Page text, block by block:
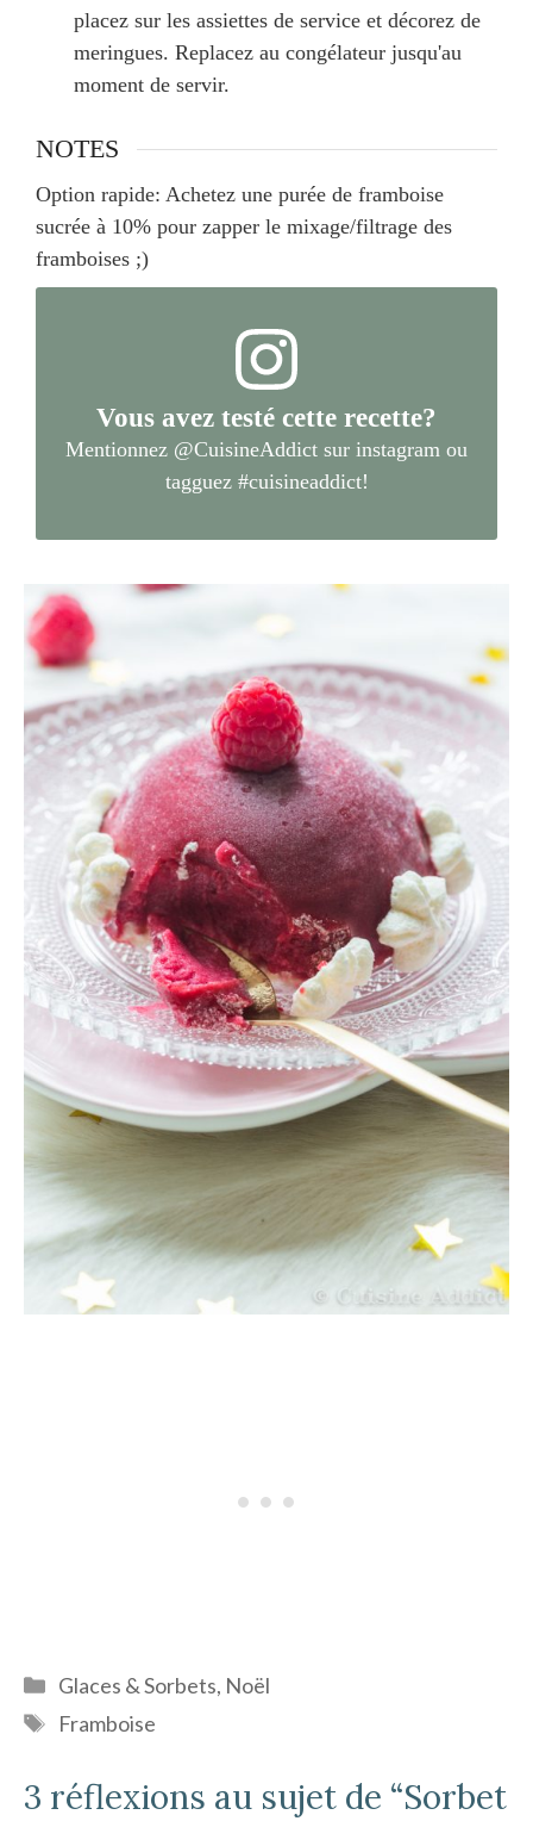
placez sur les assiettes de service et décorez de
meringues. Replacez au congélateur jusqu'au
moment de servir.
NOTES
Option rapide: Achetez une purée de framboise
sucrée à 10% pour zapper le mixage/filtrage des
framboises ;)
Vous avez testé cette recette?
Mentionnez @CuisineAddict sur instagram ou
tagguez #cuisineaddict!
Catégories
Glaces & Sorbets, Noël
Étiquettes
Framboise
3 réflexions au sujet de “Sorbet